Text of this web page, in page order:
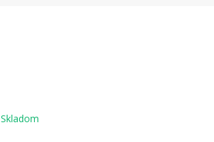
Skladom